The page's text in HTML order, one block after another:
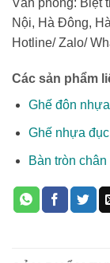
Nội, Hà Đông,
Hotline/ Zalo/
Các sản phẩm
Ghế đôn
Ghế nhựa
Bàn tròn